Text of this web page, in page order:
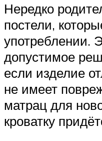
Нередко
постели,
употреблении.
допустимое
если изделие
не имеет
матрац для
кроватку